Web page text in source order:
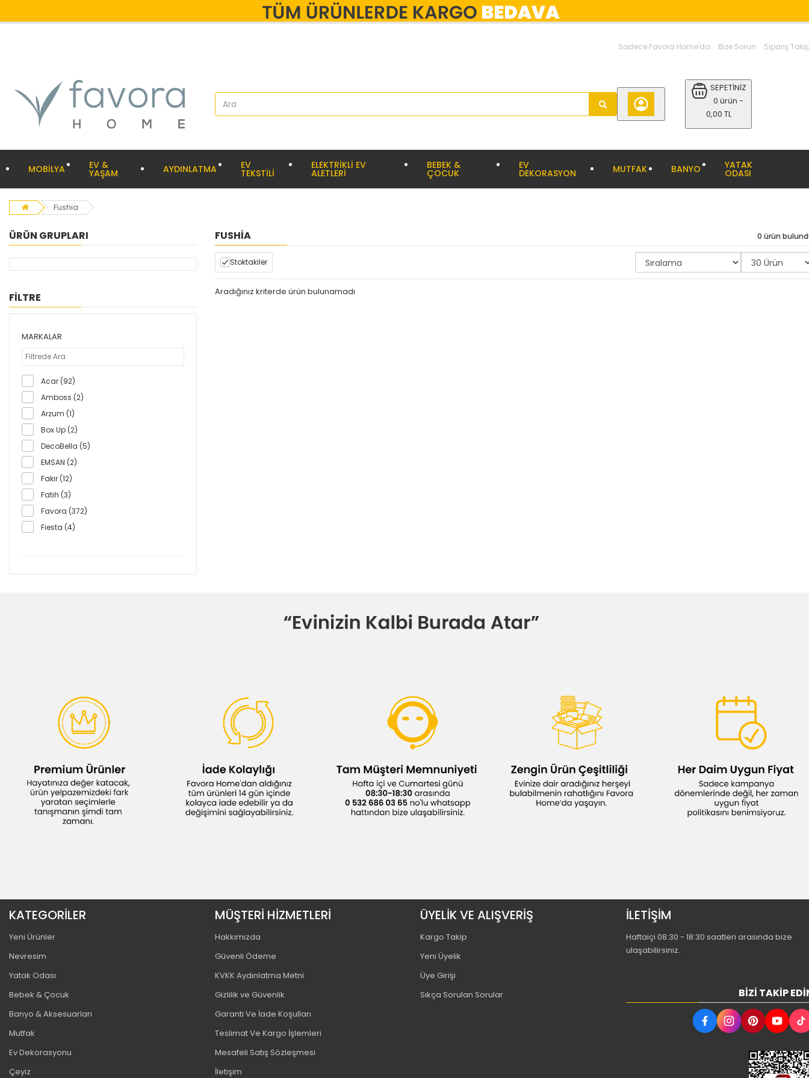
Sadece Favora Home'da Bize Sorun Sipariş
SEPETİNİZ
0 ürün -
0,00 TL
MOBİLYA EV &
YAŞAM AYDINLATMA EV
TEKSTİLİ
ELEKTRİKLİ EV
ALETLERİ
BEBEK &
ÇOCUK
EV
DEKORASYON MUTFAK BANYO YATAK
ODASI
Fushia
ÜRÜN GRUPLARI
FİLTRE
MARKALAR
Acar (92)
Amboss (2)
Arzum (1)
Box Up (2)
DecoBella (5)
EMSAN (2)
Fakir (12)
Fatih (3)
Favora (372)
Fiesta (4)
Homend (1)
Stanley (41)
Taç (3)
Tohana (3)
Örtüm (19)
Özdilek (32)
FUSHIA 0 ürün
Stoktakiler
Aradığınız kriterde ürün bulunamadı
KATEGORİLER
Yeni Ürünler
Nevresim
Yatak Odası
Bebek & Çocuk
Banyo & Aksesuarları
Mutfak
Ev Dekorasyonu
Çeyiz
MÜŞTERİ HİZMETLERİ
Hakkımızda
Güvenli Ödeme
KVKK Aydınlatma Metni
Gizlilik ve Güvenlik
Garanti Ve İade Koşulları
Teslimat Ve Kargo İşlemleri
Mesafeli Satış Sözleşmesi
İletişim
ÜYELİK VE ALIŞVERİŞ
Kargo Takip
Yeni Üyelik
Üye Girişi
Sıkça Sorulan Sorular
İLETİŞİM
Haftaiçi 08:30 - 18:30 saatleri arasında bize
ulaşabilirsiniz.
BIZI TAKIP